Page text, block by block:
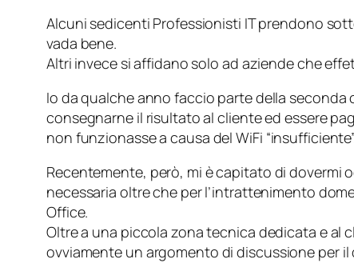
Alcuni sedicenti Professionisti IT prendono
vada bene.
Altri invece si affidano solo ad aziende che
Io da qualche anno faccio parte della
consegnarne il risultato al cliente ed essere
non funzionasse a causa del WiFi
Recentemente, però, mi è capitato di
necessaria oltre che per l’intrattenimento
Office.
Oltre a una piccola zona tecnica dedicata e
ovviamente un argomento di discussione per